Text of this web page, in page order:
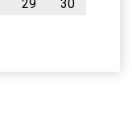
29
30